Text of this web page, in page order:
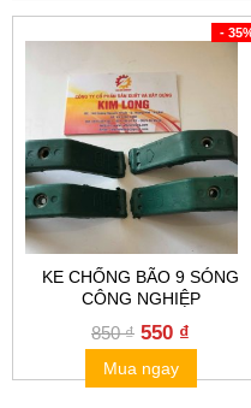
-
KE CHỐNG BÃO 9 SÓNG
CÔNG NGHIỆP
850₫ Original
price
was:
550 ₫
price
is:
Mua ngay